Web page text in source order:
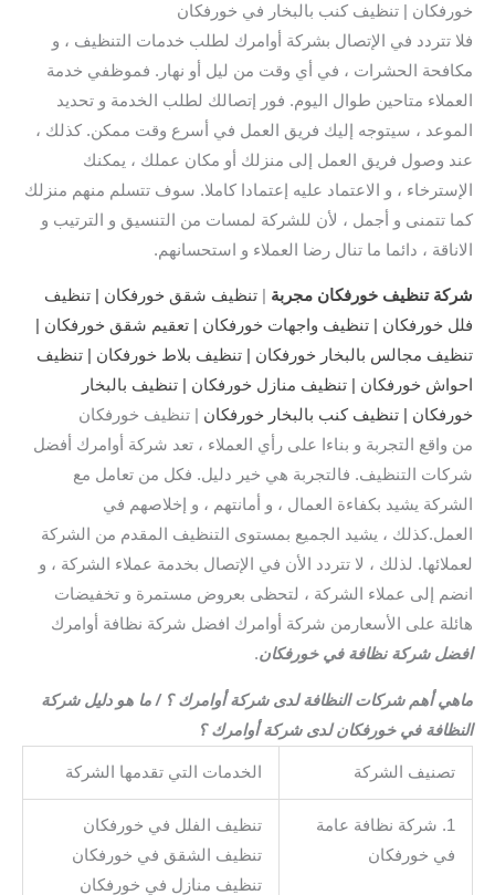
خورفكان | تنظيف كنب بالبخار في خورفكان
فلا تتردد في الإتصال بشركة أوامرك لطلب خدمات التنظيف ، و
مكافحة الحشرات ، في أي وقت من ليل أو نهار. فموظفي خدمة
العملاء متاحين طوال اليوم. فور إتصالك لطلب الخدمة و تحديد
الموعد ، سيتوجه إليك فريق العمل في أسرع وقت ممكن. كذلك ،
عند وصول فريق العمل إلى منزلك أو مكان عملك ، يمكنك
الإسترخاء ، و الاعتماد عليه إعتمادا كاملا. سوف تتسلم منهم منزلك
كما تتمنى و أجمل ، لأن للشركة لمسات من التنسيق و الترتيب و
الاناقة ، دائما ما تنال رضا العملاء و استحسانهم.
شركة تنظيف خورفكان مجربة
تنظيف شقق خورفكان | تنظيف
فلل خورفكان | تنظيف واجهات خورفكان | تعقيم شقق خورفكان |
تنظيف مجالس بالبخار خورفكان | تنظيف بلاط خورفكان | تنظيف
احواش خورفكان | تنظيف منازل خورفكان | تنظيف بالبخار
خورفكان | تنظيف كنب بالبخار خورفكان | تنظيف خورفكان
من واقع التجربة و بناءا على رأي العملاء ، تعد شركة أوامرك أفضل
شركات التنظيف. فالتجربة هي خير دليل. فكل من تعامل مع
الشركة يشيد بكفاءة العمال ، و أمانتهم ، و إخلاصهم في
العمل.كذلك ، يشيد الجميع بمستوى التنظيف المقدم من الشركة
لعملائها. لذلك ، لا تتردد الأن في الإتصال بخدمة عملاء الشركة ، و
انضم إلى عملاء الشركة ، لتحظى بعروض مستمرة و تخفيضات
هائلة على الأسعارمن شركة أوامرك افضل شركة نظافة أوامرك
افضل شركة نظافة في خورفكان.
ماهي أهم شركات النظافة لدى شركة أوامرك ؟ / ما هو دليل شركة
النظافة في خورفكان لدى شركة أوامرك ؟
تصنيف الشركة الخدمات التي تقدمها الشركة
1. شركة نظافة عامة
في خورفكان
تنظيف الفلل في خورفكان
تنظيف الشقق في خورفكان
تنظيف منازل في خورفكان